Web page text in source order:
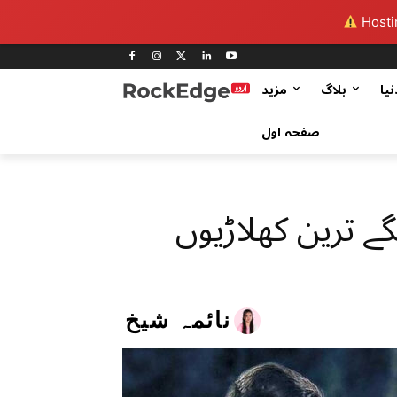
مزید بلاگ
صفحہ اول
ترین کھلاڑیوں
نائمہ شیخ